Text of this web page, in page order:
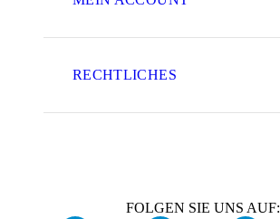
RECHTLICHES
FOLGEN SIE UNS AUF: